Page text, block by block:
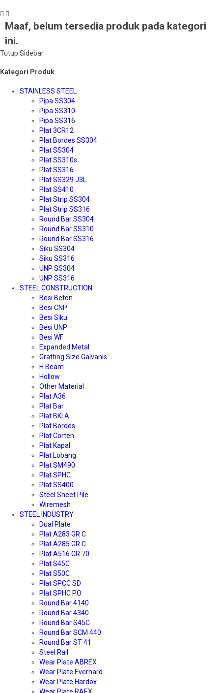
Maaf, belum tersedia produk pada kategori
ini.
Tutup Sidebar
Kategori Produk
STAINLESS STEEL
Pipa SS304
Pipa SS310
Pipa SS316
Plat 3CR12
Plat Bordes SS304
Plat SS304
Plat SS310s
Plat SS316
Plat SS329 J3L
Plat SS410
Plat Strip SS304
Plat Strip SS316
Round Bar SS304
Round Bar SS310
Round Bar SS316
Siku SS304
Siku SS316
UNP SS304
UNP SS316
STEEL CONSTRUCTION
Besi Beton
Besi CNP
Besi Siku
Besi UNP
Besi WF
Expanded Metal
Gratting Size Galvanis
H Beam
Hollow
Other Material
Plat A36
Plat Bar
Plat BKI A
Plat Bordes
Plat Corten
Plat Kapal
Plat Lobang
Plat SM490
Plat SPHC
Plat SS400
Steel Sheet Pile
Wiremesh
STEEL INDUSTRY
Dual Plate
Plat A283 GR C
Plat A285 GR C
Plat A516 GR 70
Plat S45C
Plat S50C
Plat SPCC SD
Plat SPHC PO
Round Bar 4140
Round Bar 4340
Round Bar S45C
Round Bar SCM 440
Round Bar ST 41
Steel Rail
Wear Plate ABREX
Wear Plate Everhard
Wear Plate Hardox
Wear Plate RAEX